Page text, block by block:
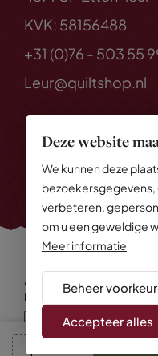
Deze website
We kunnen deze
bezoekersgegevens,
verbeteren,
om u een geweldige
Meer informatie
Beheer
Accepteer alles
KVK: 58156488
+31 (0)76 - 503 55
Leur@quiltshop.nl
Alle rechten voorbehouden
Privacy Policy
Algemene